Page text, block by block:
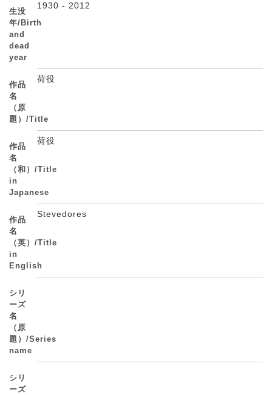
生没
年/Birth
and
dead
year
1930 - 2012
作品
名
（原
題）/Title
荷役
作品
名
（和）/Title
in
Japanese
荷役
作品
名
（英）/Title
in
English
Stevedores
シリ
ーズ
名
（原
題）/Series
name
シリ
ーズ